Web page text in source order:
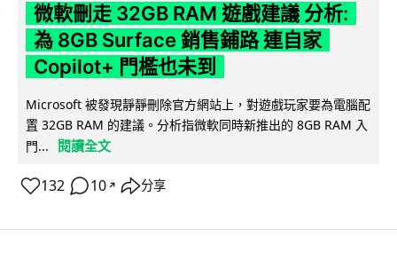
微軟刪走 32GB RAM 遊戲建議 分析:
為 8GB Surface 銷售鋪路 連自家
Copilot+ 門檻也未到
Microsoft 被發現靜靜刪除官方網站上，對遊戲玩家要為電腦配
置 32GB RAM 的建議。分析指微軟同時新推出的 8GB RAM 入
門...
閱讀全文
132 10 ↗ 分享